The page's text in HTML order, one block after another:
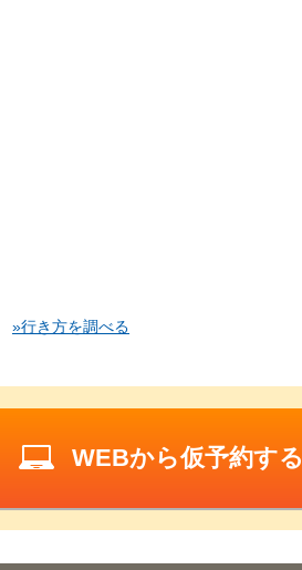
»行き方を調べる
WEBから仮予約する